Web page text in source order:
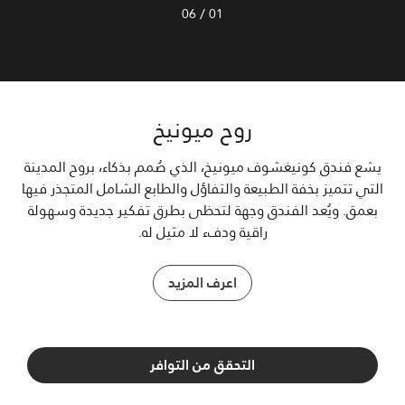
التحقق من التوافر
01
/
06
روح ميونيخ
يشع فندق كونيغشوف ميونيخ، الذي صُمم بذكاء، بروح المدينة
التي تتميز بخفة الطبيعة والتفاؤل والطابع الشامل المتجذر فيها
بعمق. ويُعد الفندق وجهة لتحظى بطرق تفكير جديدة وسهولة
راقية ودفء لا مثيل له.
اعرف المزيد